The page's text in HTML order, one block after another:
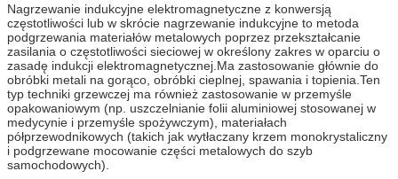
Nagrzewanie indukcyjne elektromagnetyczne z konwersją
częstotliwości lub w skrócie nagrzewanie indukcyjne to metoda
podgrzewania materiałów metalowych poprzez przekształcanie
zasilania o częstotliwości sieciowej w określony zakres w oparciu o
zasadę indukcji elektromagnetycznej.Ma zastosowanie głównie do
obróbki metali na gorąco, obróbki cieplnej, spawania i topienia.Ten
typ techniki grzewczej ma również zastosowanie w przemyśle
opakowaniowym (np. uszczelnianie folii aluminiowej stosowanej w
medycynie i przemyśle spożywczym), materiałach
półprzewodnikowych (takich jak wytłaczany krzem monokrystaliczny
i podgrzewane mocowanie części metalowych do szyb
samochodowych).